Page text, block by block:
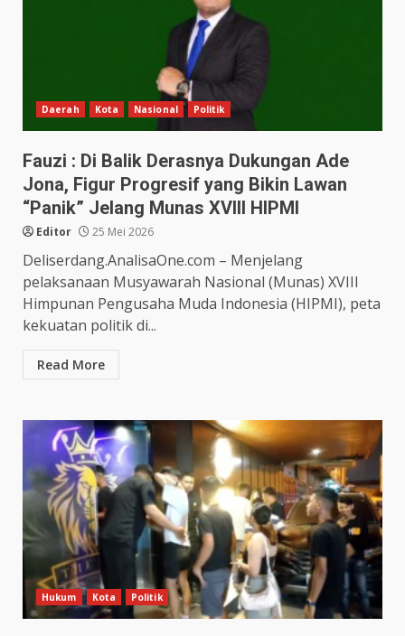
Daerah Kota Nasional Politik
Fauzi : Di Balik Derasnya Dukungan Ade
Jona, Figur Progresif yang Bikin Lawan
“Panik” Jelang Munas XVIII HIPMI
Editor 25 Mei 2026
Deliserdang.AnalisaOne.com – Menjelang
pelaksanaan Musyawarah Nasional (Munas) XVIII
Himpunan Pengusaha Muda Indonesia (HIPMI), peta
kekuatan politik di...
Read More
Hukum Kota Politik